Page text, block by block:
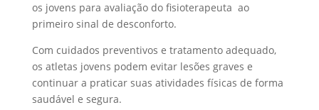
os jovens para avaliação do fisioterapeuta ao
primeiro sinal de desconforto.
Com cuidados preventivos e tratamento adequado,
os atletas jovens podem evitar lesões graves e
continuar a praticar suas atividades físicas de forma
saudável e segura.